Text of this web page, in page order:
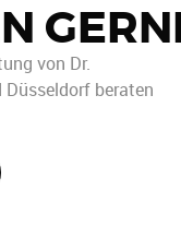
von Dr.
Düsseldorf beraten